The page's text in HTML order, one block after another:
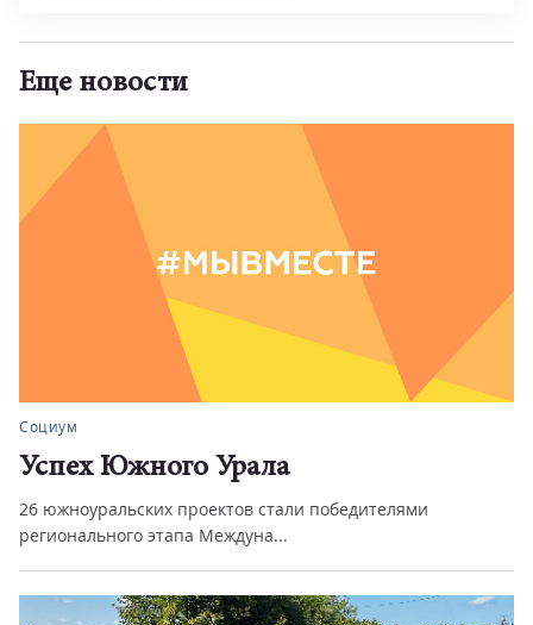
Еще новости
Социум
Успех Южного Урала
26 южноуральских проектов стали победителями
регионального этапа Междуна...